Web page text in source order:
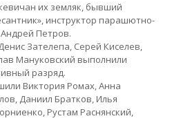
их земляк, бывший
инструктор парашютно-
Петров.
Зателепа, Серей Киселев,
Мануковский выполнили
разряд.
Виктория Ромах, Анна
Даниил Братков, Илья
Рустам Раснянский,